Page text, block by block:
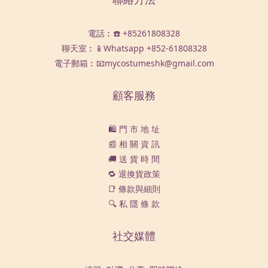
電話︰☎️ +85261808328
聊天室︰📱Whatsapp +852-61808328
電子郵箱︰📧mycostumeshk@gmail.com
顧客服務
🛍️ 門 市 地 址
📰 相 關 資 訊
🚚 送 貨 時 間
🔁 退換貨政策
📑 條款與細則
🔍 私 隱 條 款
社交媒體